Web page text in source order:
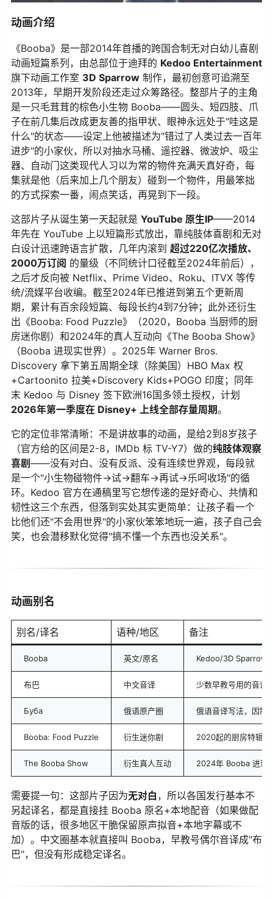
动画介绍
《Booba》是一部2014年首播的跨国合制无对白幼儿喜剧
动画短篇系列，由总部位于迪拜的 Kedoo Entertainment
旗下动画工作室 3D Sparrow ​ 制作，最初创意可追溯至
2013年，早期开发阶段还走过众筹路径。整部片子的主角
是一只毛茸茸的棕色小生物 Booba——圆头、短四肢、爪
子在前几集后改成更友善的指甲状、眼神永远处于"哇这是
什么"的状态——设定上他被描述为"错过了人类过去一百年
进步"的小家伙，所以对抽水马桶、遥控器、微波炉、吸尘
器、自动门这类现代人习以为常的物件充满天真好奇，每
集就是他（后来加上几个朋友）碰到一个物件，用最笨拙
的方式探索一番，闹点笑话，再晃到下一段。
这部片子从诞生第一天起就是 YouTube 原生IP——2014
年先在 YouTube 上以短篇形式放出，靠纯肢体喜剧和无对
白设计迅速跨语言扩散，几年内滚到 超过220亿次播放、
2000万订阅 ​ 的量级（不同统计口径截至2024年前后），
之后才反向被 Netflix、Prime Video、Roku、ITVX 等传
统/流媒平台收编。截至2024年已推进到第五个更新周
期，累计有百余段短篇、每段长约4到7分钟；此外还衍生
出《Booba: Food Puzzle》（2020，Booba 当厨师的厨
房迷你剧）和2024年的真人互动向《The Booba Show》
（Booba 进现实世界）。2025年 Warner Bros.
Discovery 拿下第五周期全球（除美国）HBO Max 权
+Cartoonito 拉美+Discovery Kids+POGO 印度；同年
末 Kedoo 与 Disney 签下欧洲16国多领土授权，计划
2026年第一季度在 Disney+ 上线全部存量周期。
它的定位非常清晰：不是讲故事的动画，是给2到8岁孩子
（官方给的区间是2-8，IMDb 标 TV-Y7）做的纯肢体观察
喜剧——没有对白、没有反派、没有连续世界观，每段就
是一个"小生物碰物件→试→翻车→再试→乐呵收场"的循
环。Kedoo 官方在通稿里写它想传递的是好奇心、共情和
韧性这三个东西，但落到实处其实更简单：让孩子看一个
比他们还"不会用世界"的小家伙笨笨地玩一遍，孩子自己会
笑，也会潜移默化觉得"搞不懂一个东西也没关系"。
动画别名
别名/译名 语种/地区 备注
Booba 英文/原名 Kedoo/3D Sparrow
布巴 中文音译 少数早教号用的音译
Буба 俄语原产圈 俄语音译写法，因制
Booba: Food Puzzle 衍生迷你剧 2020起的厨房特辑副
The Booba Show 衍生真人互动 2024年 Booba 进现
需要提一句：这部片子因为无对白 ，所以各国发行基本不
另起译名，都是直接挂 Booba 原名+本地配音（如果做配
音版的话，很多地区干脆保留原声拟音+本地字幕或不
加）。中文圈基本就直接叫 Booba，早教号偶尔音译成"布
巴"，但没有形成稳定译名。